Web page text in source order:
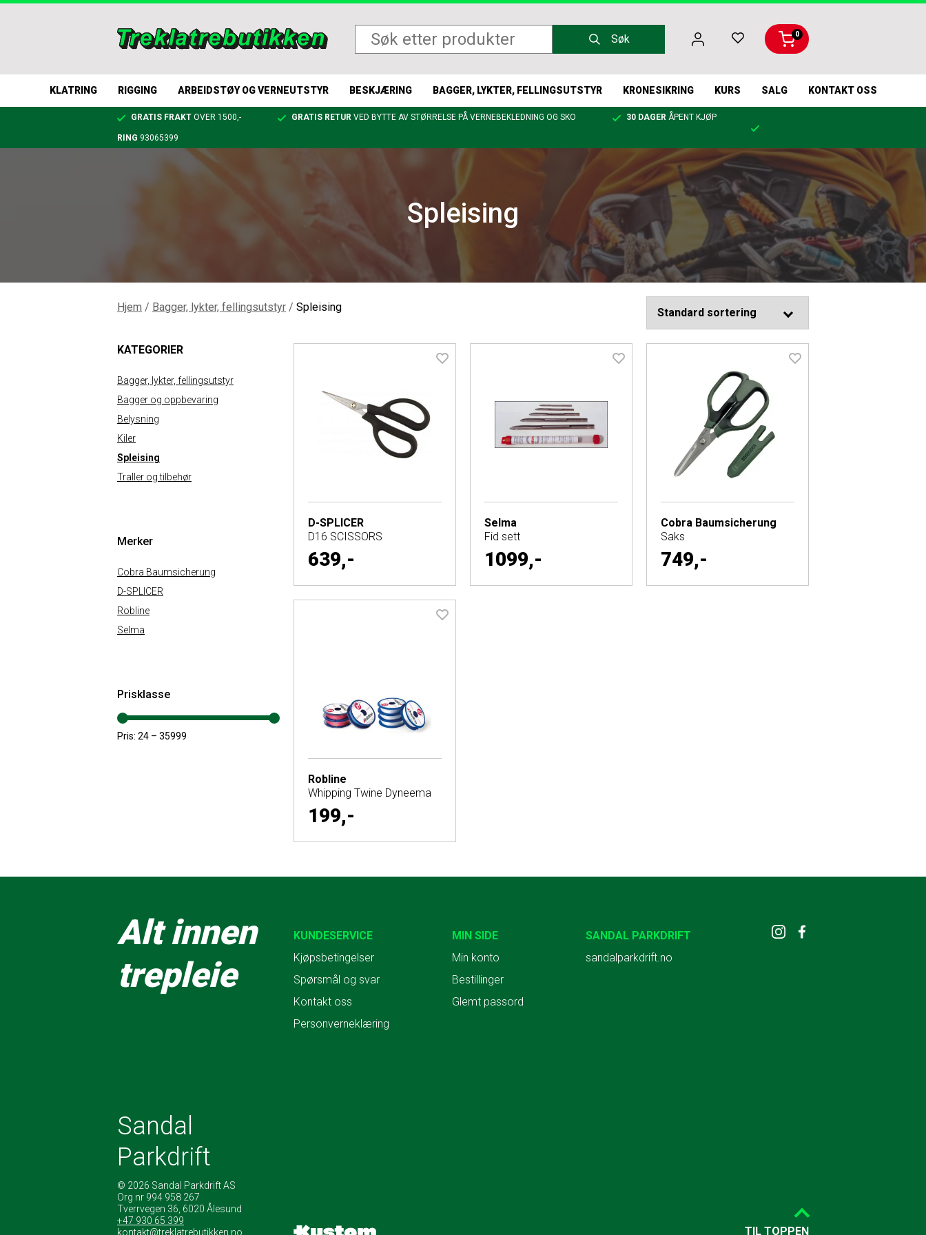
Søk 0
KLATRING RIGGING ARBEIDSTØY OG VERNEUTSTYR BESKJÆRING BAGGER, LYKTER, FELLINGSUTSTYR KRONESIKRING KURS SALG KONTAKT OSS
GRATIS FRAKT OVER 1500,- GRATIS RETUR VED BYTTE AV STØRRELSE PÅ VERNEBEKLEDNING OG SKO 30 DAGER ÅPENT KJØP
RING 93065399
Spleising
Hjem / Bagger, lykter, fellingsutstyr / Spleising
KATEGORIER
Bagger, lykter, fellingsutstyr
Bagger og oppbevaring
Belysning
Kiler
Spleising
Traller og tilbehør
Merker
Cobra Baumsicherung
D-SPLICER
Robline
Selma
Prisklasse
Pris: 24 – 35999
D-SPLICER
D16 SCISSORS
639,-
Selma
Fid sett
1099,-
Cobra Baumsicherung
Saks
749,-
Robline
Whipping Twine Dyneema
199,-
Alt innen
trepleie
KUNDESERVICE
Kjøpsbetingelser
Spørsmål og svar
Kontakt oss
Personverneklæring
MIN SIDE
Min konto
Bestillinger
Glemt passord
SANDAL PARKDRIFT
sandalparkdrift.no
Sandal
Parkdrift
© 2026 Sandal Parkdrift AS
Org nr 994 958 267
Tverrvegen 36, 6020 Ålesund
+47 930 65 399
kontakt@treklatrebutikken.no
TIL TOPPEN